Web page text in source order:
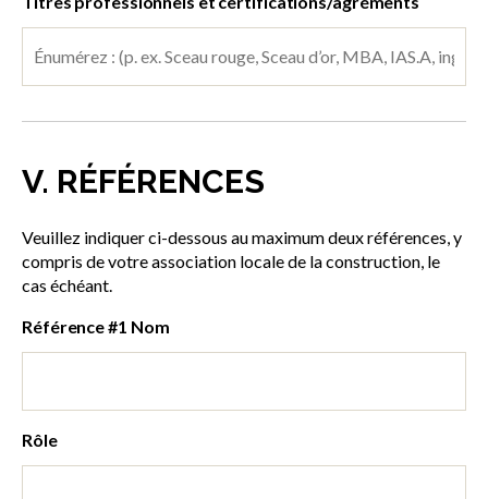
V. RÉFÉRENCES
Veuillez indiquer ci-dessous au maximum deux références, y
compris de votre association locale de la construction, le
cas échéant.
Référence #1 Nom
Rôle